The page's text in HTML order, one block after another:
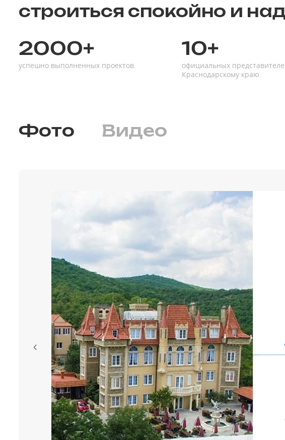
строиться спокойно и
2000+
успешно выполненных проектов.
10+
официальных
Краснодарскому краю.
Фото Видео